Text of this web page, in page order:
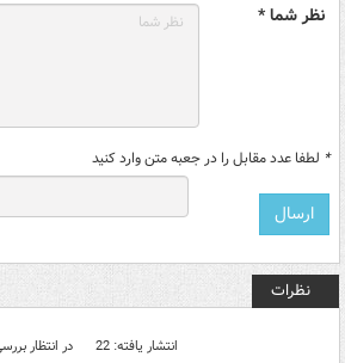
نظر شما *
* لطفا عدد مقابل را در جعبه متن وارد کنید
نظرات
انتشار یافته: 22 در انتظار